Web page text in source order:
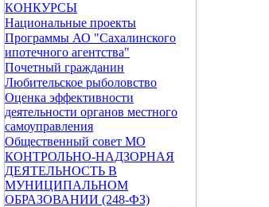
КОНКУРСЫ
Национальные проекты
Программы АО "Сахалинского
ипотечного агентства"
Почетный гражданин
Любительское рыболовство
Оценка эффективности
деятельности органов местного
самоуправления
Общественный совет МО
КОНТРОЛЬНО-НАДЗОРНАЯ
ДЕЯТЕЛЬНОСТЬ В
МУНИЦИПАЛЬНОМ
ОБРАЗОВАНИИ (248-ФЗ)